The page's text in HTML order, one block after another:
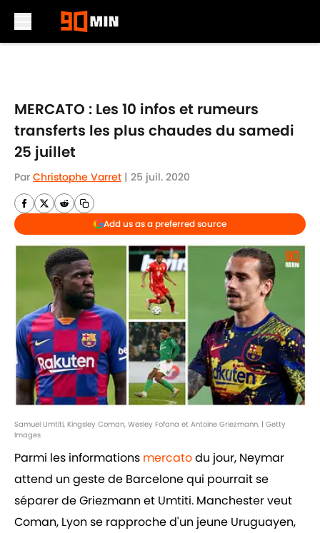
MERCATO : Les 10 infos et rumeurs
transferts les plus chaudes du samedi
25 juillet
Par Christophe Varret | 25 juil. 2020
Add us as a preferred source
Samuel Umtiti, Kingsley Coman, Wesley Fofana et Antoine Griezmann. | Getty
Images
Parmi les informations mercatodu jour, Neymar
attend un geste de Barcelone qui pourrait se
séparer de Griezmann et Umtiti. Manchester veut
Coman, Lyon se rapproche d'un jeune Uruguayen,